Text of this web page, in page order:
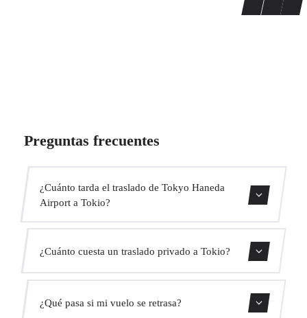
Preguntas frecuentes
¿Cuánto tarda el traslado de Tokyo Haneda
Airport a Tokio?
¿Cuánto cuesta un traslado privado a Tokio?
Usa nuestro formulario de reserva para obtener un precio
fijo al instante. Sin cargos ocultos.
¿Qué pasa si mi vuelo se retrasa?